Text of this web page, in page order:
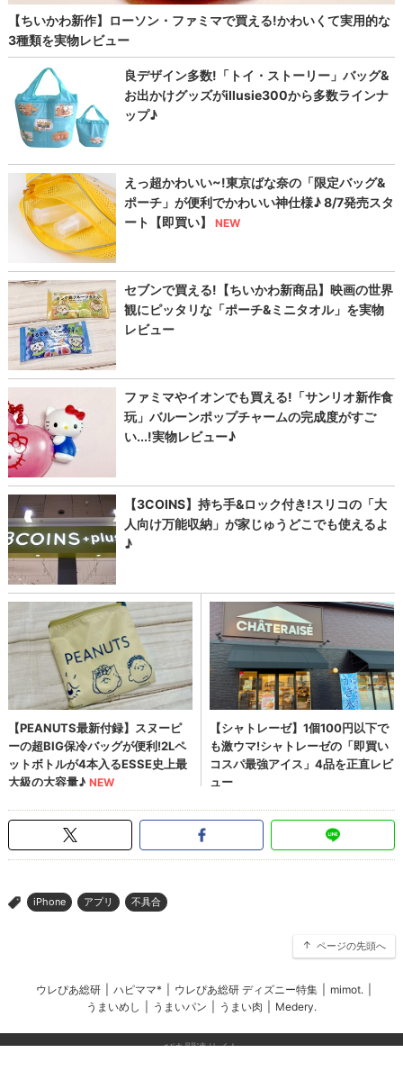
> iPhone アプリ 不具合
ページの先頭へ
ウレぴあ総研 ハピママ* ウレぴあ総研 ディズニー特集 mimot.
うまいめし
うまいパン うまい肉 Medery.
ぴあ関連サイト